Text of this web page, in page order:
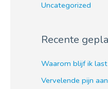
Uncategorized
Recente
Waarom blijf ik
Vervelende pijn